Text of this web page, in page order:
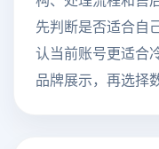
先判断是否适合自
认当前账号更适合
品牌展示，再选择